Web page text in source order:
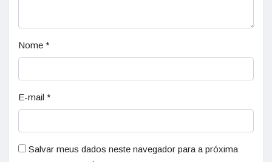
Nome *
E-mail *
Salvar meus dados neste navegador para a próxima